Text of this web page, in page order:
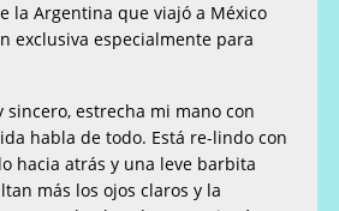
la Argentina que viajó a México
exclusiva especialmente para
sincero, estrecha mi mano con
habla de todo. Está re-lindo con
hacia atrás y una leve barbita
más los ojos claros y la